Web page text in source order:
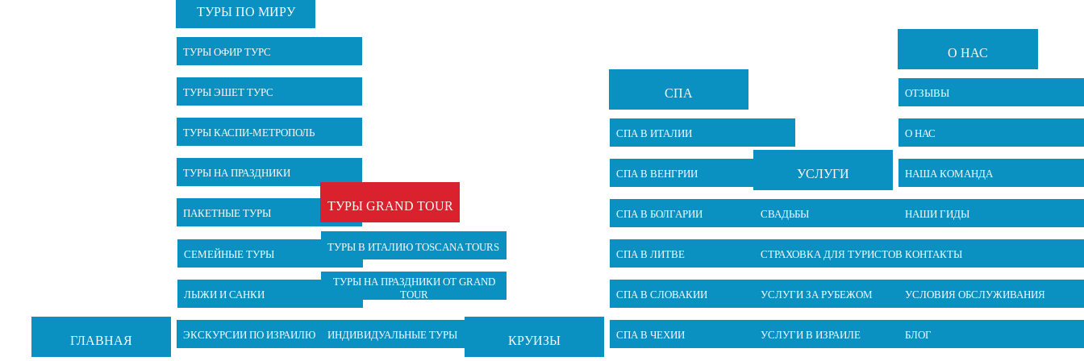
ГЛАВНАЯ
ТУРЫ ПО МИРУ
ТУРЫ ОФИР ТУРС
ТУРЫ ЭШЕТ ТУРС
ТУРЫ КАСПИ-МЕТРОПОЛЬ
ТУРЫ НА ПРАЗДНИКИ
ПАКЕТНЫЕ ТУРЫ
СЕМЕЙНЫЕ ТУРЫ
ЛЫЖИ И САНКИ
ЭКСКУРСИИ ПО ИЗРАИЛЮ
ТУРЫ GRAND TOUR
ТУРЫ В ИТАЛИЮ TOSCANA TOURS
ТУРЫ НА ПРАЗДНИКИ ОТ GRAND
TOUR
ИНДИВИДУАЛЬНЫЕ ТУРЫ КРУИЗЫ
СПА
СПА В ИТАЛИИ
СПА В ВЕНГРИИ
СПА В БОЛГАРИИ
СПА В ЛИТВЕ
СПА В СЛОВАКИИ
СПА В ЧЕХИИ
УСЛУГИ
СВАДЬБЫ
СТРАХОВКА ДЛЯ ТУРИСТОВ
УСЛУГИ ЗА РУБЕЖОМ
УСЛУГИ В ИЗРАИЛЕ
О НАС
ОТЗЫВЫ
О НАС
НАША КОМАНДА
НАШИ ГИДЫ
КОНТАКТЫ
УСЛОВИЯ ОБСЛУЖИВАНИЯ
БЛОГ